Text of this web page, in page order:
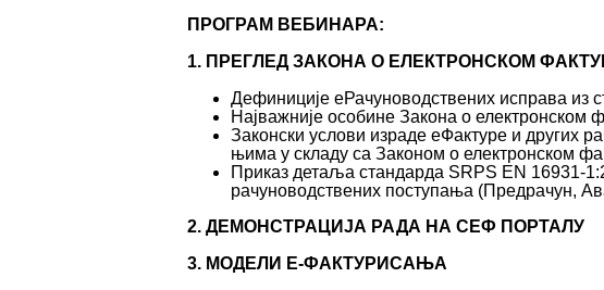
ПРОГРАМ ВЕБИНАРА:
1. ПРЕГЛЕД ЗАКОНА О ЕЛЕКТРОНСКОМ
Дефиниције еРачуноводствених исправа из
Најважније особине Закона о електронском
Законски услови израде еФактуре и других
њима у складу са Законом о електронском
Приказ детаља стандарда SRPS EN 16931-
рачуноводствених поступања (Предрачун,
2. ДЕМОНСТРАЦИЈА РАДА НА СЕФ ПОРТАЛУ
3. МОДЕЛИ Е-ФАКТУРИСАЊА